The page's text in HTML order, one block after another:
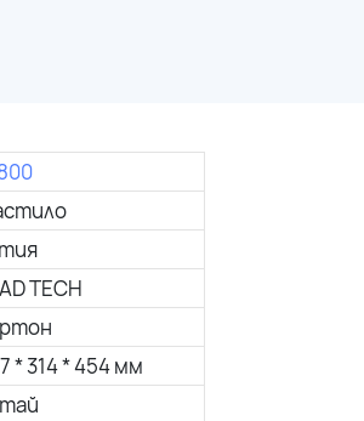
TECH
* 314 * 454 мм